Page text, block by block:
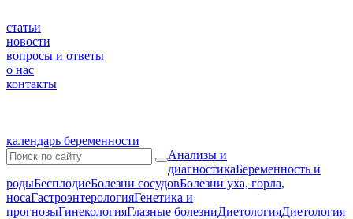
статьи
новости
вопросы и ответы
о нас
контакты
календарь беременности
Анализы и
диагностикаБеременность и
родыБесплодиеБолезни сосудовБолезни уха, горла,
носаГастроэнтерологияГенетика и
прогнозыГинекологияГлазные болезниДиетологияДиетология